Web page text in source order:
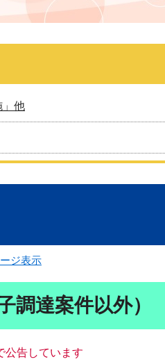
」他
ジ表示
調達案件以外）
公告しています